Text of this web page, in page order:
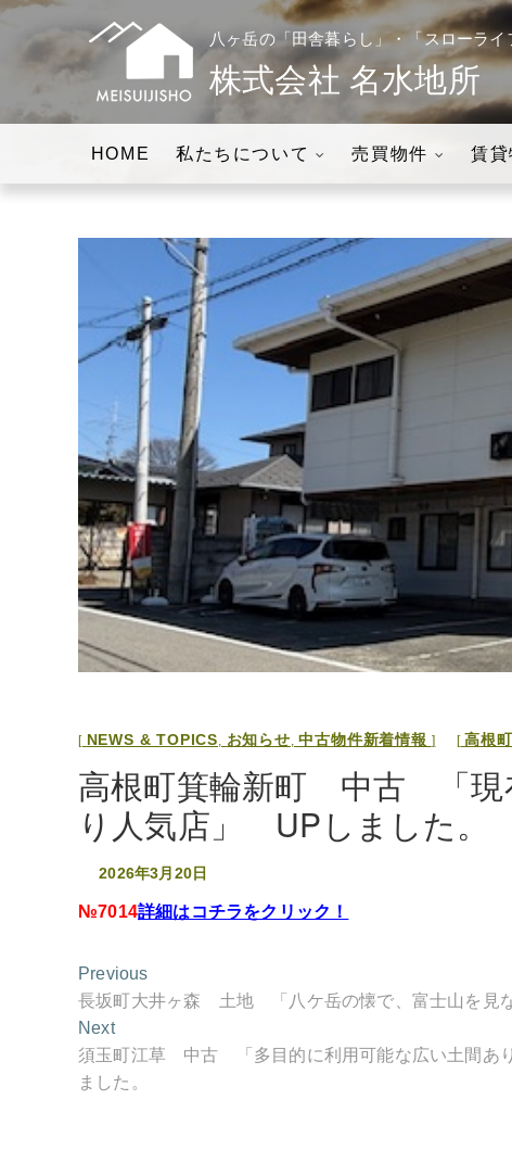
株式会社名水地所│
現」をお手伝い
八ヶ岳の「田舎暮らし」・「スローライフの実現」をお手伝いします。
八ヶ岳の「田舎暮らし」・「スローラ
株式会社 名水地所
HOME 私たちについて 売買物件 賃貸
NEWS & TOPICS, お知らせ,中古物件新着情報 高根町
高根町箕輪新町 中古 「現
り人気店」 UPしました。
2026年3月20日
№7014詳細はコチラをクリック！
投
稿
ナ
ビ
ゲ
PreviousPrevious
post:
長坂町大井ヶ森 土地 「八ケ岳の懐で、富士山を見
NextNext
post:
須玉町江草 中古 「多目的に利用可能な広い土間あ
ました。